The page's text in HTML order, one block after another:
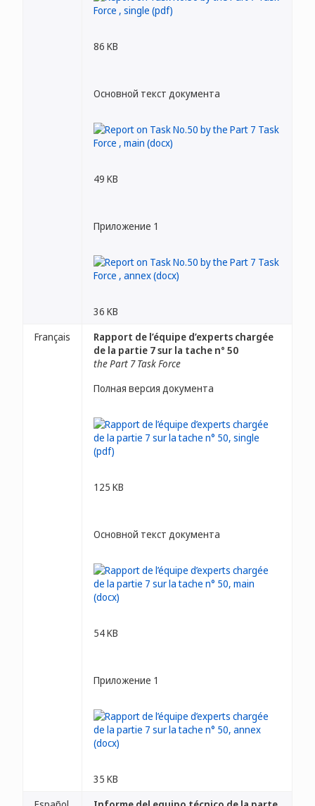
86 KB
Основной текст документа
49 KB
Приложение 1
36 KB
Français
Rapport de l’équipe d’experts chargée
de la partie 7 sur la tache n° 50
the Part 7 Task Force
Полная версия документа
125 KB
Основной текст документа
54 KB
Приложение 1
35 KB